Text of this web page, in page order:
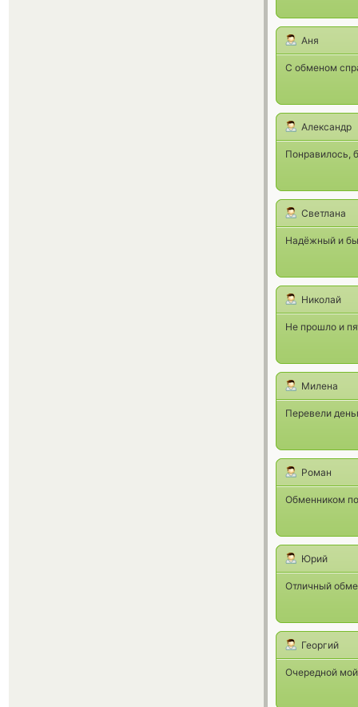
Аня
С обменом
Александр
Понравилось,
Светлана
Надёжный и
Николай
Не прошло и
Милена
Перевели
Роман
Обменником
Юрий
Отличный
Георгий
Очередной